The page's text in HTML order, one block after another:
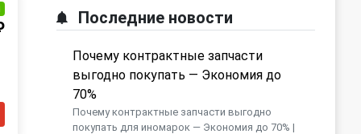
Последние новости
Почему контрактные запчасти
выгодно покупать — Экономия до
70%
Почему контрактные запчасти выгодно
покупать для иномарок — Экономия до 70% |